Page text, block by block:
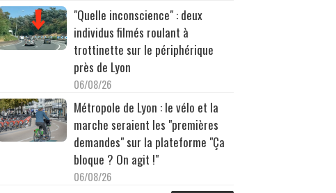
"Quelle inconscience" : deux
individus filmés roulant à
trottinette sur le périphérique
près de Lyon
06/08/26
Métropole de Lyon : le vélo et la
marche seraient les "premières
demandes" sur la plateforme "Ça
bloque ? On agit !"
06/08/26